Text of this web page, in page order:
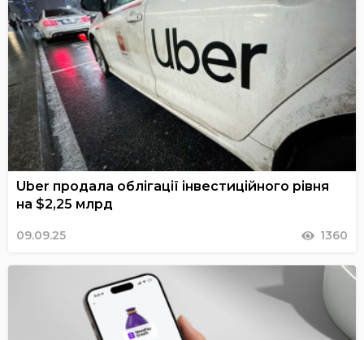
Uber продала облігації інвестиційного рівня
на $2,25 млрд
09.09.25 1360